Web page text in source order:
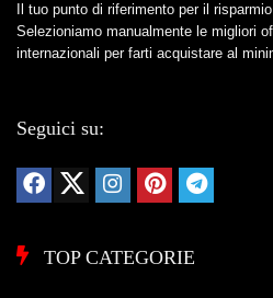
Il tuo punto di riferimento per il
Selezioniamo manualmente le migliori
internazionali per farti acquistare al
Seguici su:
TOP CATEGORIE